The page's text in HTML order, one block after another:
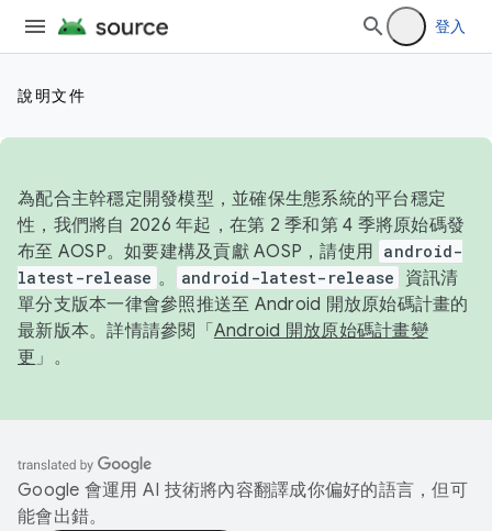
登入
說明文件
為配合主幹穩定開發模型，並確保生態系統的平台穩定
性，我們將自 2026 年起，在第 2 季和第 4 季將原始碼發
布至 AOSP。如要建構及貢獻 AOSP，請使用 android-
latest-release 。 android-latest-release
資訊清
單分支版本一律會參照推送至 Android 開放原始碼計畫的
最新版本。詳情請參閱「 Android 開放原始碼計畫變
更 」。
Google 會運用 AI 技術將內容翻譯成你偏好的語言，但可
能會出錯。